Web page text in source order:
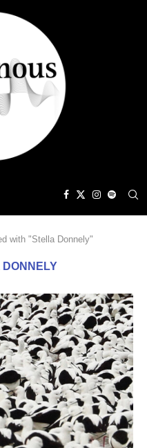
with "Stella Donnely"